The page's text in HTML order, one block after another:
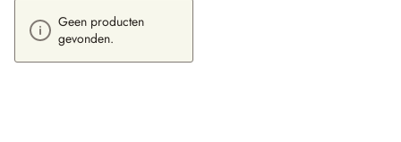
Geen producten
gevonden.